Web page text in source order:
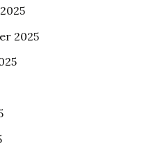
2025